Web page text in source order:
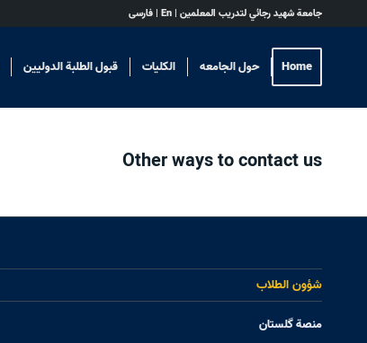
جامعة شهيد رجائي لتدريب المعلمين | En
| فارسی
Home حول الجامعه الکلیات قبول الطلبة الدولیین
Other ways to contact us
شؤون الطلاب
منصة گلستان